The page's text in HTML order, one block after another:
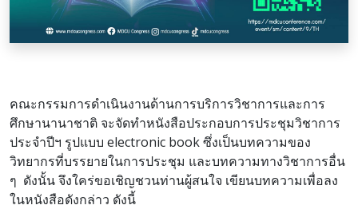
คณะกรรมการดำเนินงานด้านการบริการวิชาการและการ
ศึกษานานาชาติ จะจัดทำหนังสือประกอบการประชุมวิชาการ
ประจำปีฯ รูปแบบ electronic book ซึ่งเป็นบทความของ
วิทยากรที่บรรยายในการประชุม และบทความทางวิชาการอื่น
ๆ ดังนั้น จึงใคร่ขอเชิญชวนท่านผู้สนใจ เขียนบทความเพื่อลง
ในหนังสือดังกล่าว ดังนี้